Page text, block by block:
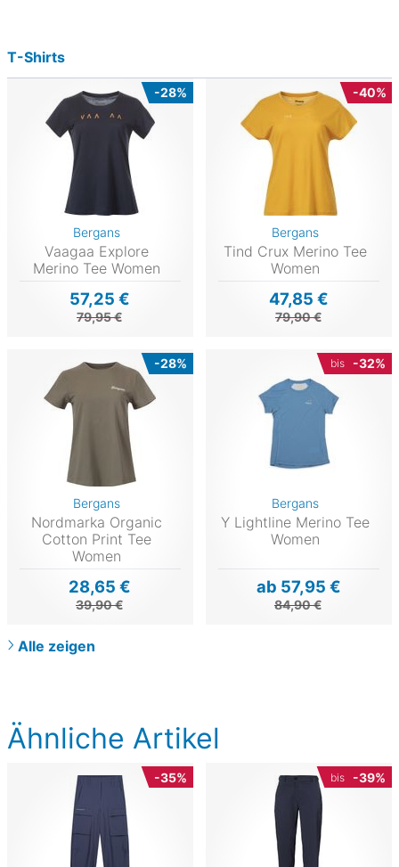
Ähnliche Artikel
-35% bis -39%
T-Shirts
-28%
Bergans
Vaagaa Explore
Merino Tee Women
57,25 €
79,95 €
-40%
Bergans
Tind Crux Merino Tee
Women
47,85 €
79,90 €
-28%
Bergans
Nordmarka Organic
Cotton Print Tee
Women
28,65 €
39,90 €
bis -32%
Bergans
Y Lightline Merino Tee
Women
ab 57,95 €
84,90 €
Alle zeigen